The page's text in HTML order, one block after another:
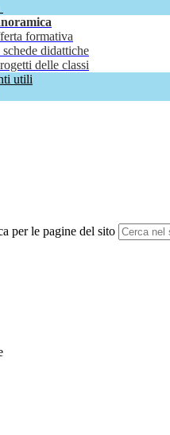
formativa
didattiche
delle classi
utili
per le pagine del sito